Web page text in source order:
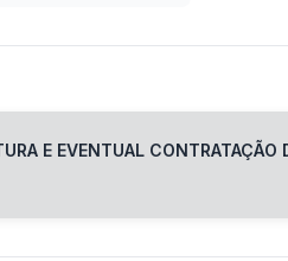
E EVENTUAL